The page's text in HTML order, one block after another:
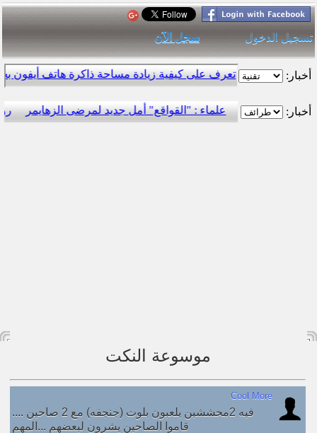
تسجيل الدخول سجل الآن
موسوعة النكت
Cool More
.... فيه 2محششين يلعبون بلوت (جنجفه) مع 2 صاحين
قاموا الصاحين يشرون لبعضهم ...المهم